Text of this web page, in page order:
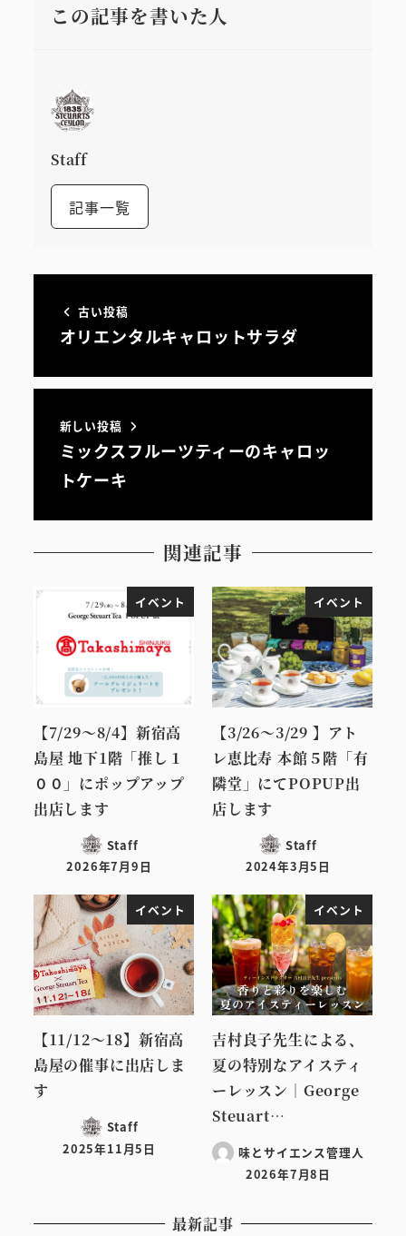
この記事を書いた人
Staff
記事一覧
古い投稿
オリエンタルキャロットサラダ
新しい投稿
ミックスフルーツティーのキャロッ
トケーキ
関連記事
イベント
【7/29～8/4】新宿高
島屋 地下1階「推し１
００」にポップアップ
出店します
Staff
投稿日
2026年7月9日
イベント
【3/26～3/29 】アト
レ恵比寿 本館５階「有
隣堂」にてPOPUP出
店します
Staff
投稿日
2024年3月5日
イベント
【11/12～18】新宿高
島屋の催事に出店しま
す
Staff
投稿日
2025年11月5日
イベント
吉村良子先生による、
夏の特別なアイスティ
ーレッスン｜George
Steuart…
味とサイエンス管理人
投稿日
2026年7月8日
最新記事